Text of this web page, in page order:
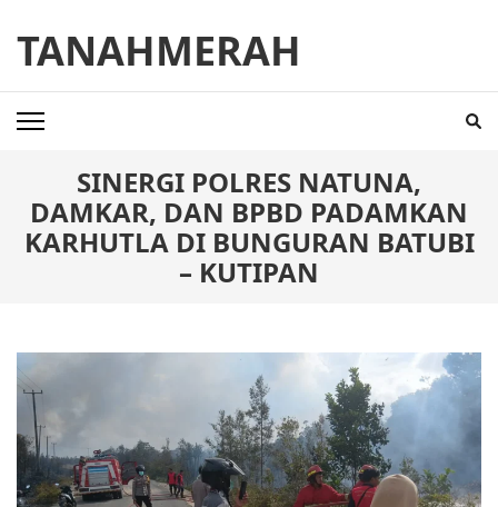
content
(Press
Enter)
TANAHMERAH
SINERGI POLRES NATUNA,
DAMKAR, DAN BPBD PADAMKAN
KARHUTLA DI BUNGURAN BATUBI
– KUTIPAN